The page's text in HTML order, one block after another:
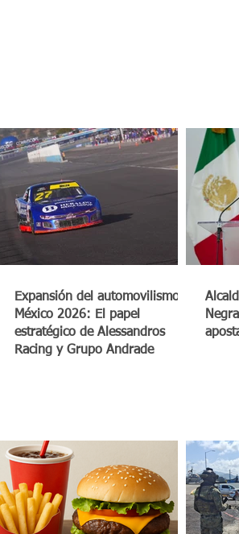
Expansión del automovilismo en
México 2026: El papel
estratégico de Alessandros
Racing y Grupo Andrade